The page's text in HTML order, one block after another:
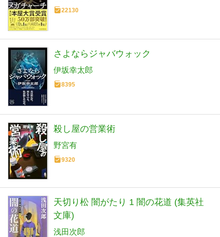
22130
さよならジャバウォック
伊坂幸太郎
8395
殺し屋の営業術
野宮有
9320
天切り松 闇がたり 1 闇の花道 (集英社
文庫)
浅田次郎